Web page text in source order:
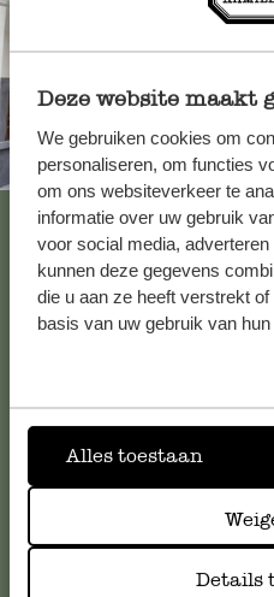
Deze website maakt
We gebruiken cookies om
personaliseren, om functies
om ons websiteverkeer te
informatie over uw gebruik
voor social media,
kunnen deze gegevens
die u aan ze heeft verstrekt
basis van uw gebruik van
Alles toestaan
Details
Altijd in de
Bekijk alle 62 winkels
klantenservice. Of bekijk hier
klantenservice@dille-
Online Klantenservice